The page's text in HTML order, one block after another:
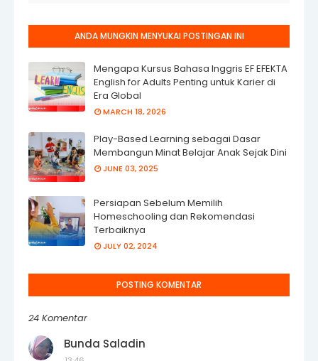
ANDA MUNGKIN MENYUKAI POSTINGAN INI
Mengapa Kursus Bahasa Inggris EF EFEKTA
English for Adults Penting untuk Karier di
Era Global
MARCH 18, 2026
Play-Based Learning sebagai Dasar
Membangun Minat Belajar Anak Sejak Dini
JUNE 03, 2025
Persiapan Sebelum Memilih
Homeschooling dan Rekomendasi
Terbaiknya
JULY 02, 2024
POSTING KOMENTAR
24 Komentar
Bunda Saladin